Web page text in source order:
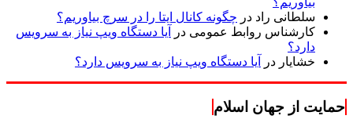
سلطانی راد در چگونه کانال ایتا را در سرچ بیاوریم؟
کارشناس روابط عمومی در
آیا دستگاه ویپ نیاز به سرویس
دارد؟
خشایار در آیا دستگاه ویپ نیاز به سرویس دارد؟
حمایت از جهان اسلام